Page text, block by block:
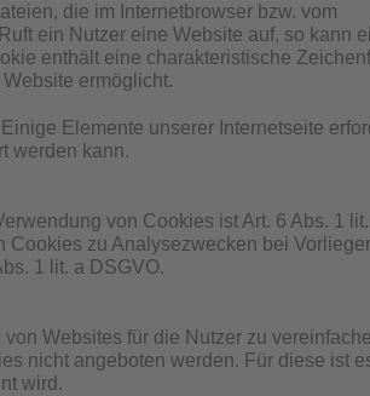
die im Internetbrowser bzw. vom
ein Nutzer eine Website auf, so kann
enthält eine charakteristische
ermöglicht.
Elemente unserer Internetseite
werden kann.
von Cookies ist Art. 6 Abs. 1
Cookies zu Analysezwecken bei
1 lit. a DSGVO.
Websites für die Nutzer zu
nicht angeboten werden. Für diese ist
wird.